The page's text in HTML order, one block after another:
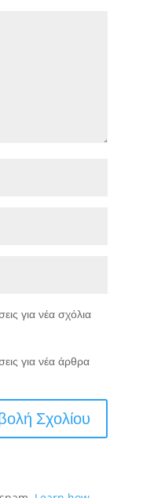
για νέα σχόλια
για νέα άρθρα